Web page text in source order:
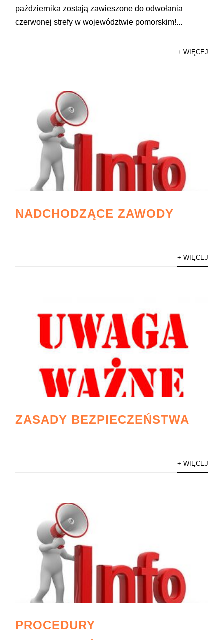
października zostają zawieszone do odwołania
czerwonej strefy w województwie pomorskim!...
+ WIĘCEJ
NADCHODZĄCE ZAWODY
+ WIĘCEJ
ZASADY BEZPIECZEŃSTWA
+ WIĘCEJ
PROCEDURY